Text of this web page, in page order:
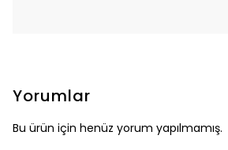
Yorumlar
Bu ürün için henüz yorum yapılmamış.